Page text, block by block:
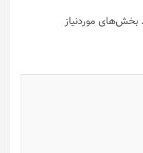
بخش‌های موردنیاز